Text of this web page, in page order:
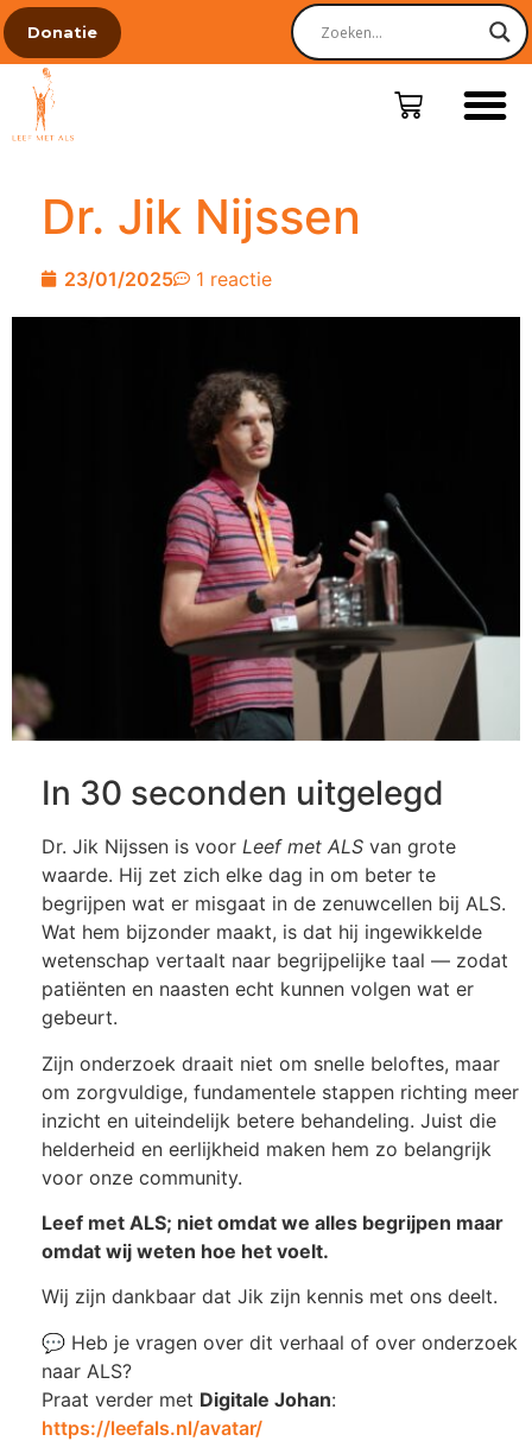
Donatie
Dr. Jik Nijssen
23/01/2025 1 reactie
In 30 seconden uitgelegd
Dr. Jik Nijssen is voor Leef met ALS van grote
waarde. Hij zet zich elke dag in om beter te
begrijpen wat er misgaat in de zenuwcellen bij ALS.
Wat hem bijzonder maakt, is dat hij ingewikkelde
wetenschap vertaalt naar begrijpelijke taal — zodat
patiënten en naasten echt kunnen volgen wat er
gebeurt.
Zijn onderzoek draait niet om snelle beloftes, maar
om zorgvuldige, fundamentele stappen richting meer
inzicht en uiteindelijk betere behandeling. Juist die
helderheid en eerlijkheid maken hem zo belangrijk
voor onze community.
Leef met ALS; niet omdat we alles begrijpen maar
omdat wij weten hoe het voelt.
Wij zijn dankbaar dat Jik zijn kennis met ons deelt.
💬 Heb je vragen over dit verhaal of over onderzoek
naar ALS?
Praat verder met Digitale Johan:
https://leefals.nl/avatar/